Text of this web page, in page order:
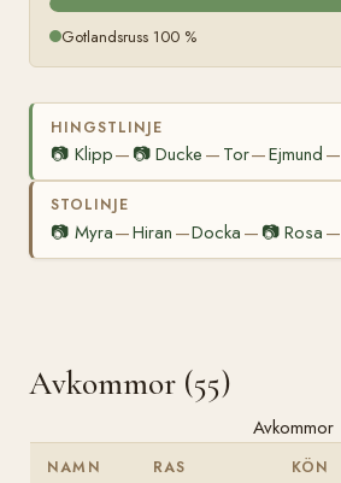
Gotlandsruss 100 %
HINGSTLINJE
📷 Klipp— 📷Ducke — Tor—Ejmund —
STOLINJE
📷 Myra—Hiran —Docka — 📷Rosa —
Avkommor (55)
Avkommor
NAMN RAS KÖN